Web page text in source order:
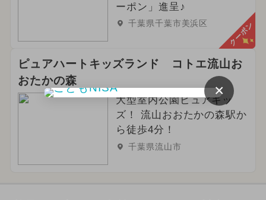
2024年5月のイベント
2024年6月のイベント
ーポン」進呈♪
千葉県千葉市美浜区 クーポン
ピュアハートキッズランド コトエ流山お
おたかの森
大型室内公園ピュアキッ
ズ！ 流山おおたかの森駅か
ら徒歩4分！
千葉県流山市
×